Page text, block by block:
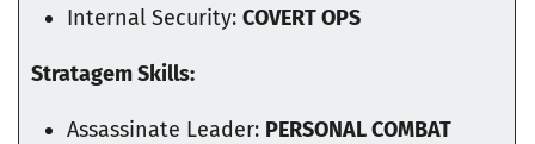
Internal Security: COVERT OPS
Stratagem Skills:
Assassinate Leader: PERSONAL COMBAT